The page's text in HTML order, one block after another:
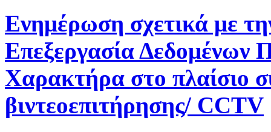
Ενημέρωση σχετικά με
Επεξεργασία Δεδομένων
Χαρακτήρα στο πλαίσιο
βιντεοεπιτήρησης/ CCTV